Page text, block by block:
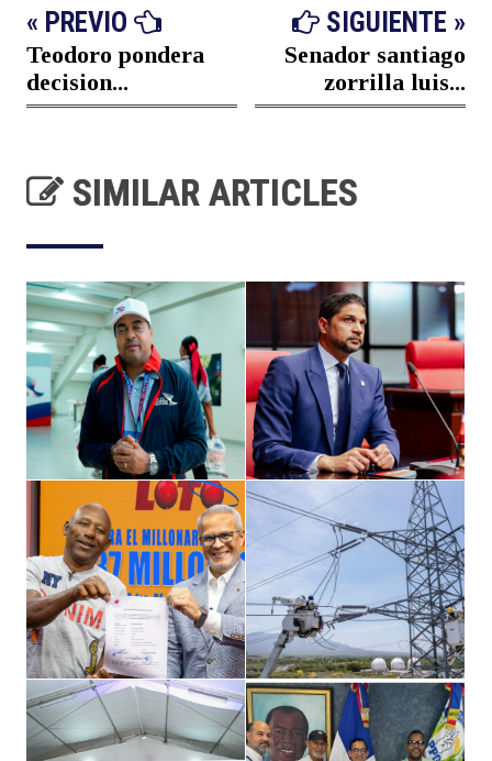
« PREVIO
Teodoro pondera
decision...
SIGUIENTE »
Senador santiago
zorrilla luis...
SIMILAR ARTICLES